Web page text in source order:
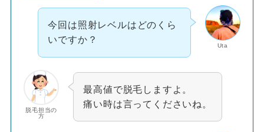
Uta
今回は照射レベルはどのくら
いですか？
脱毛担当の
方
最高値で脱毛しますよ。
痛い時は言ってくださいね。